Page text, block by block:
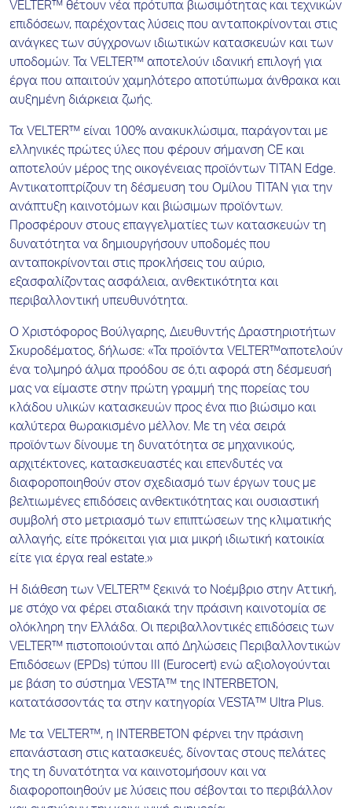
VELTER™ θέτουν νέα πρότυπα βιωσιμότητας και τεχνικών
επιδόσεων, παρέχοντας λύσεις που ανταποκρίνονται στις
ανάγκες των σύγχρονων ιδιωτικών κατασκευών και των
υποδομών. Τα VELTER™ αποτελούν ιδανική επιλογή για
έργα που απαιτούν χαμηλότερο αποτύπωμα άνθρακα και
αυξημένη διάρκεια ζωής.
Τα VELTER™ είναι 100% ανακυκλώσιμα, παράγονται με
ελληνικές πρώτες ύλες που φέρουν σήμανση CE και
αποτελούν μέρος της οικογένειας προϊόντων TITAN Edge.
Αντικατοπτρίζουν τη δέσμευση του Ομίλου ΤΙΤΑΝ για την
ανάπτυξη καινοτόμων και βιώσιμων προϊόντων.
Προσφέρουν στους επαγγελματίες των κατασκευών τη
δυνατότητα να δημιουργήσουν υποδομές που
ανταποκρίνονται στις προκλήσεις του αύριο,
εξασφαλίζοντας ασφάλεια, ανθεκτικότητα και
περιβαλλοντική υπευθυνότητα.
Ο Χριστόφορος Βούλγαρης, Διευθυντής Δραστηριοτήτων
Σκυροδέματος, δήλωσε: «Τα προϊόντα VELTER™αποτελούν
ένα τολμηρό άλμα προόδου σε ό,τι αφορά στη δέσμευσή
μας να είμαστε στην πρώτη γραμμή της πορείας του
κλάδου υλικών κατασκευών προς ένα πιο βιώσιμο και
καλύτερα θωρακισμένο μέλλον. Με τη νέα σειρά
προϊόντων δίνουμε τη δυνατότητα σε μηχανικούς,
αρχιτέκτονες, κατασκευαστές και επενδυτές να
διαφοροποιηθούν στον σχεδιασμό των έργων τους με
βελτιωμένες επιδόσεις ανθεκτικότητας και ουσιαστική
συμβολή στο μετριασμό των επιπτώσεων της κλιματικής
αλλαγής, είτε πρόκειται για μια μικρή ιδιωτική κατοικία
είτε για έργα real estate.»
Η διάθεση των VELTER™ ξεκινά το Νοέμβριο στην Αττική,
με στόχο να φέρει σταδιακά την πράσινη καινοτομία σε
ολόκληρη την Ελλάδα. Οι περιβαλλοντικές επιδόσεις των
VELTER™ πιστοποιούνται από Δηλώσεις Περιβαλλοντικών
Επιδόσεων (EPDs) τύπου ΙΙΙ (Eurocert) ενώ αξιολογούνται
με βάση το σύστημα VESTA™ της INTERBETON,
κατατάσσοντάς τα στην κατηγορία VESTA™ Ultra Plus.
Με τα VELTER™, η INTERBETON φέρνει την πράσινη
επανάσταση στις κατασκευές, δίνοντας στους πελάτες
της τη δυνατότητα να καινοτομήσουν και να
διαφοροποιηθούν με λύσεις που σέβονται το περιβάλλον